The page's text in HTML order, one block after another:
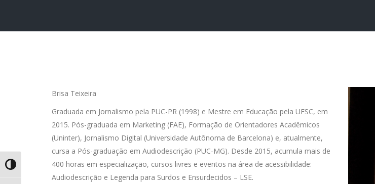
Alternar Alto Contraste
Brisa Teixeira
Graduada em Jornalismo pela PUC-PR (1998) e Mestre em Educação pela UFSC, em
2015. Pós-graduada em Marketing (FAE), Formação de Orientadores Acadêmicos
(Uninter), Jornalismo Digital (Universidade Autônoma de Barcelona) e, atualmente,
cursa a Pós-graduação em Audiodescrição (PUC-MG). Desde 2015, acumula mais de
400 horas em especialização, cursos livres e eventos na área de acessibilidade:
Audiodescrição e Legenda para Surdos e Ensurdecidos – LSE.